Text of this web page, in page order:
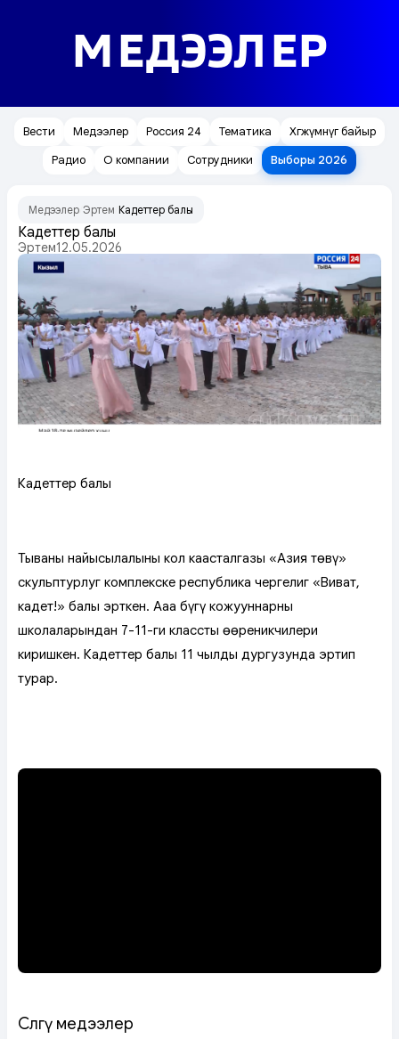
МЕДЭЭЛЕР
Вести Медээлер Россия 24 Тематика
Хөгжүмнүг байыр
Радио
О компании Сотрудники Выборы 2026
Медээлер Эртем Кадеттер балы
Кадеттер балы
Эртем12.05.2026
Кадеттер балы
Тываның найысылалының кол каасталгазы «Азия төвү»
скульптурлуг комплекске республика чергелиг «Виват,
кадет!» балы эрткен. Аңаа бүгү кожууннарның
школаларындан 7-11-ги класстың өөреникчилери
киришкен. Кадеттер балы 11 чылдың дургузунда эртип
турар.
Сөөлгү медээлер